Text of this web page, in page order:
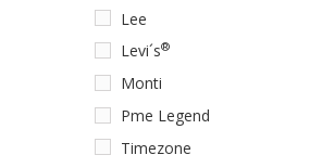
Lee
Levi´s®
Monti
Pme Legend
Timezone